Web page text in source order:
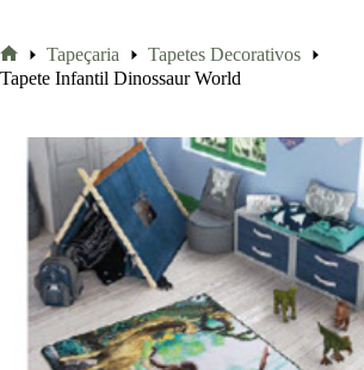
Tapeçaria
Tapetes Decorativos
Tapete Infantil Dinossaur World